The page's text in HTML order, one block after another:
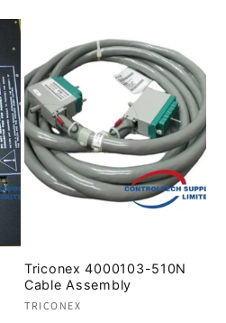
Triconex 4000103-510N
Cable Assembly
Proveedor:
TRICONEX